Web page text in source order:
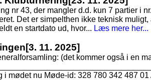
nr 43, der mangler d.d. kun 7 partier i
Det er simpelthen ikke teknisk
en startdato ud, hvor... Læs mere her...
[3. 11. 2025]
(det kommer også i en
mødet nu Møde-id: 328 780 342 487 01